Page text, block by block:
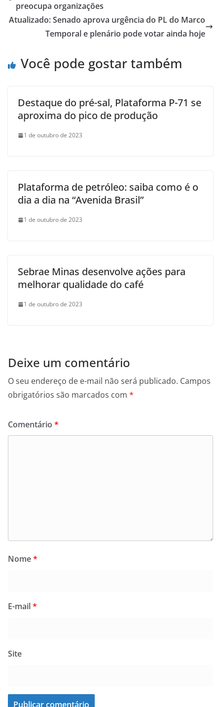
preocupa organizações
Atualizado: Senado aprova urgência do PL do Marco
Temporal e plenário pode votar ainda hoje
Você pode gostar também
Destaque do pré-sal, Plataforma P-71 se
aproxima do pico de produção
1 de outubro de 2023
Plataforma de petróleo: saiba como é o
dia a dia na “Avenida Brasil”
1 de outubro de 2023
Sebrae Minas desenvolve ações para
melhorar qualidade do café
1 de outubro de 2023
Deixe um comentário
O seu endereço de e-mail não será publicado. Campos
obrigatórios são marcados com *
Comentário *
Nome*
E-mail*
Site